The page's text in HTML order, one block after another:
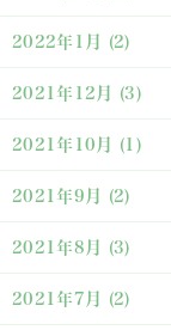
2022年1月 (2)
2021年12月 (3)
2021年10月 (1)
2021年9月 (2)
2021年8月 (3)
2021年7月 (2)